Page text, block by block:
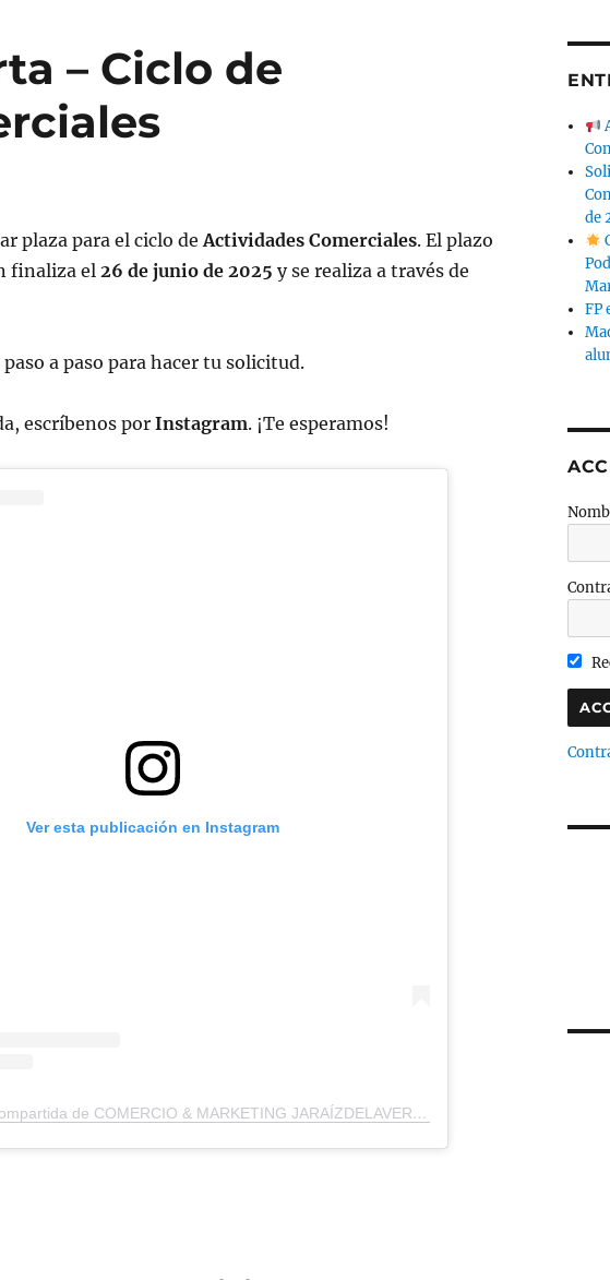
– Ciclo de
plaza para el ciclo deActividades Comerciales. El plazo
finaliza el26 de junio de 2025 y se realiza a través de
a paso para hacer tu solicitud.
escríbenos porInstagram. ¡Te esperamos!
Ver esta publicación en Instagram
Una publicación compartida de COMERCIO & MARKETING JARAÍZDELAVERA (@fpcomercioymarketing_jaraiz)
de
FP